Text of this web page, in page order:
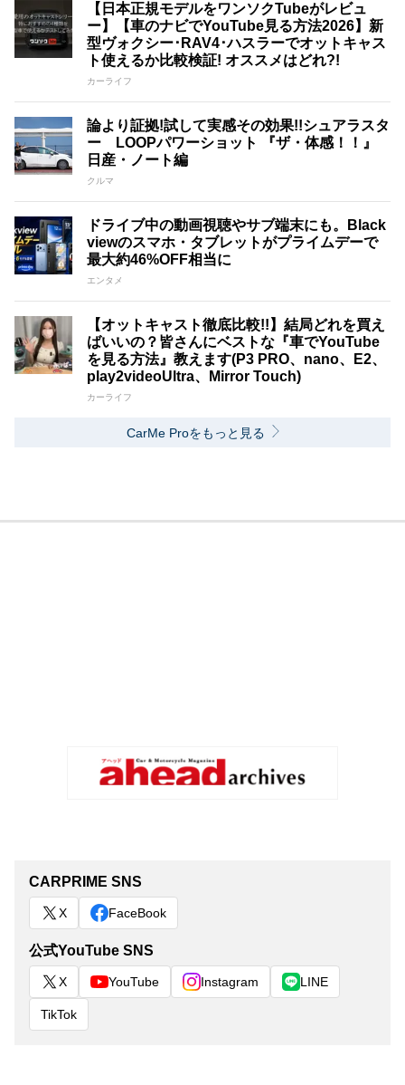
【日本正規モデルをワンソクTubeがレビュ
ー】【車のナビでYouTube見る方法2026】新
型ヴォクシー･RAV4･ハスラーでオットキャス
ト使えるか比較検証! オススメはどれ?!
カーライフ
論より証拠!試して実感その効果!!シュアラスタ
ー LOOPパワーショット 『ザ・体感！！』
日産・ノート編
クルマ
ドライブ中の動画視聴やサブ端末にも。Black
viewのスマホ・タブレットがプライムデーで
最大約46%OFF相当に
エンタメ
【オットキャスト徹底比較!!】結局どれを買え
ばいいの？皆さんにベストな『車でYouTube
を見る方法』教えます(P3 PRO、nano、E2、
play2videoUltra、Mirror Touch)
カーライフ
CarMe Proをもっと見る
CARPRIME SNS
X FaceBook
公式YouTube SNS
X YouTube Instagram LINE
TikTok